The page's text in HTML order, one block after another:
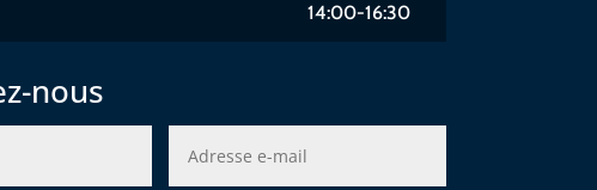
14:00-16:30
nous